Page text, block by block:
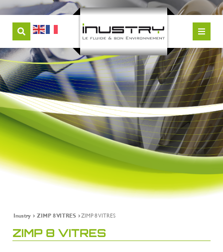
Inustry ZIMP 8 VITRES ZIMP 8 VITRES
ZIMP 8 VITRES